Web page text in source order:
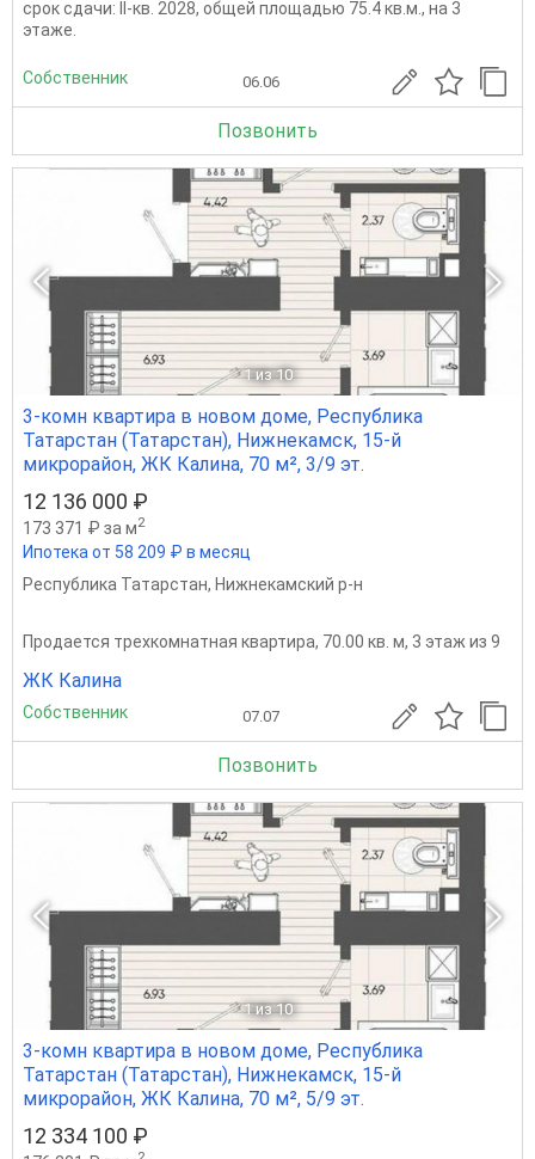
срок сдачи: II-кв. 2028, общей площадью 75.4 кв.м., на 3
этаже.
Собственник 06.06
Позвонить
1 из 10
3-комн квартира в новом доме, Республика
Татарстан (Татарстан), Нижнекамск, 15-й
микрорайон, ЖК Калина, 70 м², 3/9 эт.
12 136 000 ₽
173 371 ₽ за м2
Ипотека от 58 209 ₽ в месяц
Республика Татарстан, Нижнекамский р-н
Продается трехкомнатная квартира, 70.00 кв. м, 3 этаж из 9
ЖК Калина
Собственник 07.07
Позвонить
1 из 10
3-комн квартира в новом доме, Республика
Татарстан (Татарстан), Нижнекамск, 15-й
микрорайон, ЖК Калина, 70 м², 5/9 эт.
12 334 100 ₽